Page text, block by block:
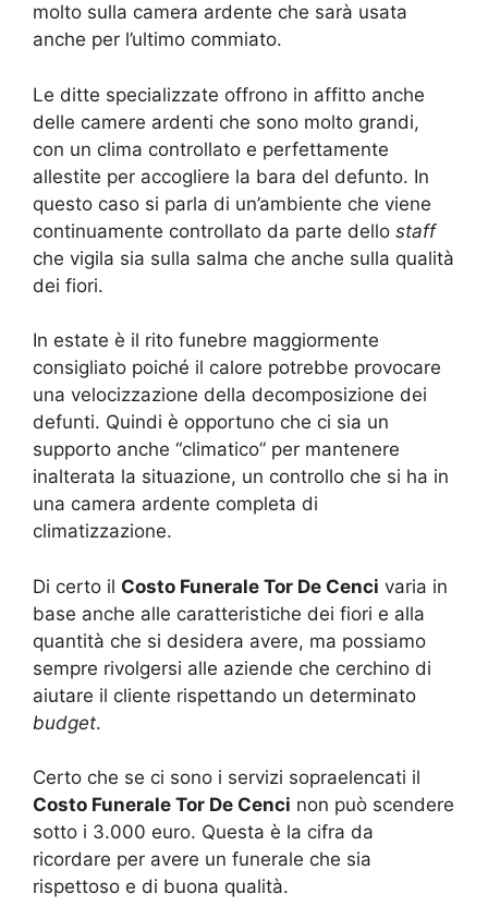
molto sulla camera ardente che sarà usata
anche per l’ultimo commiato.
Le ditte specializzate offrono in affitto anche
delle camere ardenti che sono molto grandi,
con un clima controllato e perfettamente
allestite per accogliere la bara del defunto. In
questo caso si parla di un’ambiente che viene
continuamente controllato da parte dello staff
che vigila sia sulla salma che anche sulla qualità
dei fiori.
In estate è il rito funebre maggiormente
consigliato poiché il calore potrebbe provocare
una velocizzazione della decomposizione dei
defunti. Quindi è opportuno che ci sia un
supporto anche “climatico” per mantenere
inalterata la situazione, un controllo che si ha in
una camera ardente completa di
climatizzazione.
Di certo il Costo Funerale Tor De Cenci varia in
base anche alle caratteristiche dei fiori e alla
quantità che si desidera avere, ma possiamo
sempre rivolgersi alle aziende che cerchino di
aiutare il cliente rispettando un determinato
budget.
Certo che se ci sono i servizi sopraelencati il
Costo Funerale Tor De Cenci non può scendere
sotto i 3.000 euro. Questa è la cifra da
ricordare per avere un funerale che sia
rispettoso e di buona qualità.